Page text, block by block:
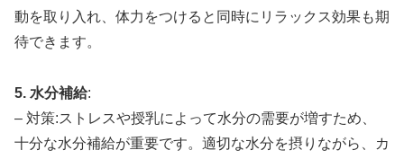
動を取り入れ、体力をつけると同時にリラックス効果も期
待できます。
5. 水分補給:
– 対策:ストレスや授乳によって水分の需要が増すため、
十分な水分補給が重要です。適切な水分を摂りながら、カ